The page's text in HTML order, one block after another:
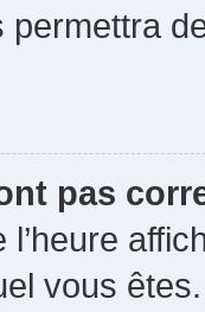
permettra
pas
l’heure
vous